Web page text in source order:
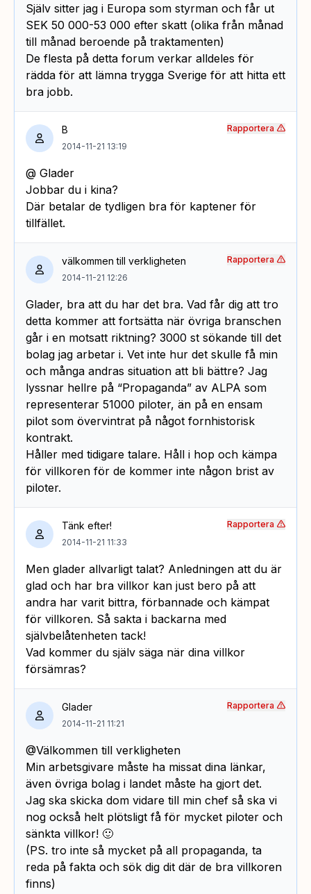
Själv sitter jag i Europa som styrman och får ut
SEK 50 000-53 000 efter skatt (olika från månad
till månad beroende på traktamenten)
De flesta på detta forum verkar alldeles för
rädda för att lämna trygga Sverige för att hitta ett
bra jobb.
B
2014-11-21 13:19
@ Glader
Jobbar du i kina?
Där betalar de tydligen bra för kaptener för
tillfället.
Rapportera
välkommen till verkligheten
2014-11-21 12:26
Glader, bra att du har det bra. Vad får dig att tro
detta kommer att fortsätta när övriga branschen
går i en motsatt riktning? 3000 st sökande till det
bolag jag arbetar i. Vet inte hur det skulle få min
och många andras situation att bli bättre? Jag
lyssnar hellre på “Propaganda” av ALPA som
representerar 51000 piloter, än på en ensam
pilot som övervintrat på något fornhistorisk
kontrakt.
Håller med tidigare talare. Håll i hop och kämpa
för villkoren för de kommer inte någon brist av
piloter.
Rapportera
Tänk efter!
2014-11-21 11:33
Men glader allvarligt talat? Anledningen att du är
glad och har bra villkor kan just bero på att
andra har varit bittra, förbannade och kämpat
för villkoren. Så sakta i backarna med
självbelåtenheten tack!
Vad kommer du själv säga när dina villkor
försämras?
Rapportera
Glader
2014-11-21 11:21
@Välkommen till verkligheten
Min arbetsgivare måste ha missat dina länkar,
även övriga bolag i landet måste ha gjort det.
Jag ska skicka dom vidare till min chef så ska vi
nog också helt plötsligt få för mycket piloter och
sänkta villkor! 🙂
(PS. tro inte så mycket på all propaganda, ta
reda på fakta och sök dig dit där de bra villkoren
finns)
Rapportera